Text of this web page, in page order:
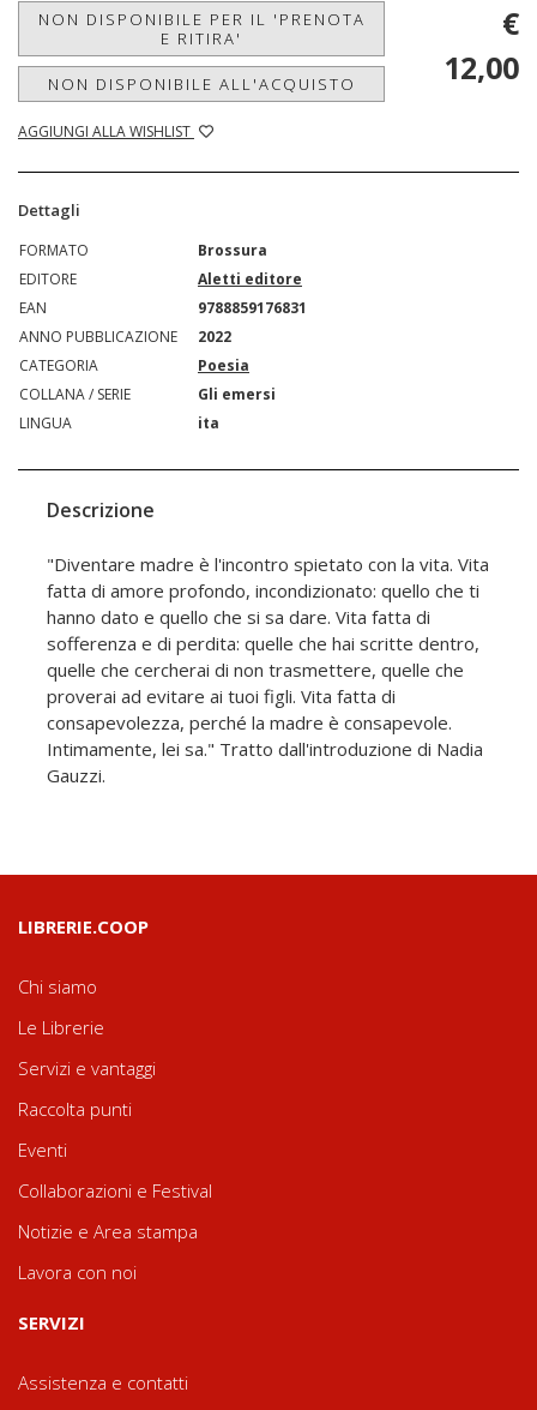
NON DISPONIBILE PER IL 'PRENOTA
E RITIRA'
NON DISPONIBILE ALL'ACQUISTO
AGGIUNGI ALLA WISHLIST
€
12,00
Dettagli
FORMATO
Brossura
EDITORE
Aletti editore
EAN
9788859176831
ANNO PUBBLICAZIONE
2022
CATEGORIA
Poesia
COLLANA / SERIE
Gli emersi
LINGUA
ita
Descrizione
"Diventare madre è l'incontro spietato con la vita. Vita
fatta di amore profondo, incondizionato: quello che ti
hanno dato e quello che si sa dare. Vita fatta di
sofferenza e di perdita: quelle che hai scritte dentro,
quelle che cercherai di non trasmettere, quelle che
proverai ad evitare ai tuoi figli. Vita fatta di
consapevolezza, perché la madre è consapevole.
Intimamente, lei sa." Tratto dall'introduzione di Nadia
Gauzzi.
LIBRERIE.COOP
Chi siamo
Le Librerie
Servizi e vantaggi
Raccolta punti
Eventi
Collaborazioni e Festival
Notizie e Area stampa
Lavora con noi
SERVIZI
Assistenza e contatti